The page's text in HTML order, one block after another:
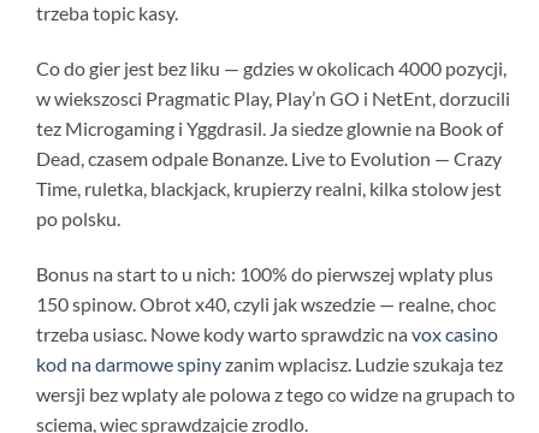
trzeba topic kasy.
Co do gier jest bez liku — gdzies w okolicach 4000 pozycji,
w wiekszosci Pragmatic Play, Play’n GO i NetEnt, dorzucili
tez Microgaming i Yggdrasil. Ja siedze glownie na Book of
Dead, czasem odpale Bonanze. Live to Evolution — Crazy
Time, ruletka, blackjack, krupierzy realni, kilka stolow jest
po polsku.
Bonus na start to u nich: 100% do pierwszej wplaty plus
150 spinow. Obrot x40, czyli jak wszedzie — realne, choc
trzeba usiasc. Nowe kody warto sprawdzic na vox casino
kod na darmowe spinyzanim wplacisz. Ludzie szukaja tez
wersji bez wplaty ale polowa z tego co widze na grupach to
sciema, wiec sprawdzajcie zrodlo.